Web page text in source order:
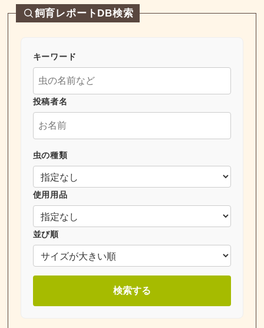
飼育レポートDB検索
キーワード
投稿者名
虫の種類
使用用品
並び順
検索する